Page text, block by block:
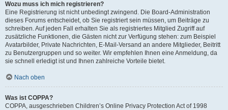
Wozu muss ich mich registrieren?
Eine Registrierung ist nicht unbedingt zwingend. Die Board-Administration
dieses Forums entscheidet, ob Sie registriert sein müssen, um Beiträge zu
schreiben. Auf jeden Fall erhalten Sie als registriertes Mitglied Zugriff auf
zusätzliche Funktionen, die Gästen nicht zur Verfügung stehen: zum Beispiel
Avatarbilder, Private Nachrichten, E-Mail-Versand an andere Mitglieder, Beitritt
zu Benutzergruppen und so weiter. Wir empfehlen Ihnen eine Anmeldung, da
sie schnell erledigt ist und Ihnen zahlreiche Vorteile bietet.
Nach oben
Was ist COPPA?
COPPA, ausgeschrieben Children’s Online Privacy Protection Act of 1998